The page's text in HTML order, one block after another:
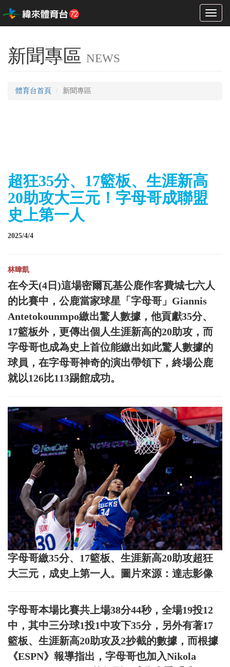
Toggle
新聞專區 NEWS
體育台首頁 新聞專區
超狂35分、17籃板、生涯新高
20助攻大三元！字母哥成聯盟
史上第一人
2025/4/4
林暐凱
在今天(4日)這場密爾瓦基公鹿作客費城七六人
的比賽中，公鹿當家球星「字母哥」Giannis
Antetokounmpo繳出驚人數據，他貢獻35分、
17籃板外，更傳出個人生涯新高的20助攻，而
字母哥也成為史上首位能繳出如此驚人數據的
球員，在字母哥神奇的演出帶領下，終場公鹿
就以126比113踢館成功。
字母哥繳35分、17籃板、生涯新高20助攻超狂
大三元，成史上第一人。圖片來源：達志影像
字母哥本場比賽共上場38分44秒，全場19投12
中，其中三分球1投1中攻下35分，另外有著17
籃板、生涯新高20助攻及2抄截的數據，而根據
《ESPN》報導指出，字母哥也加入Nikola